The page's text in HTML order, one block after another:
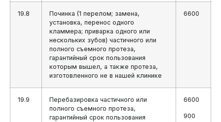
19.8
Починка (1 перелом; замена,
установка, перенос одного
кламмера; приварка одного или
нескольких зубов) частичного или
полного съемного протеза,
гарантийный срок пользования
которым вышел, а также протеза,
изготовленного не в нашей клинике
6600
19.9
Перебазировка частичного или
полного съемного протеза,
гарантийный срок пользования
6600
900